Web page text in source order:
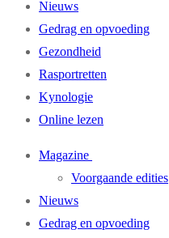
Nieuws
Gedrag en opvoeding
Gezondheid
Rasportretten
Kynologie
Online lezen
Magazine
Voorgaande edities
Nieuws
Gedrag en opvoeding